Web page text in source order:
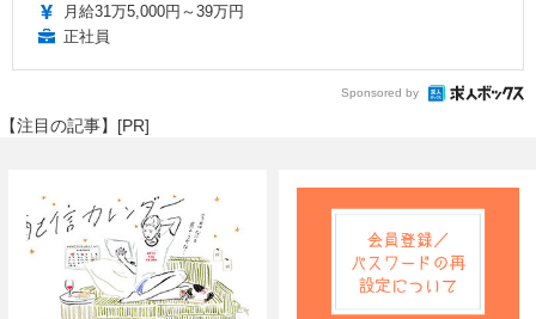
月給31万5,000円～39万円
正社員
Sponsored by
【注目の記事】[PR]